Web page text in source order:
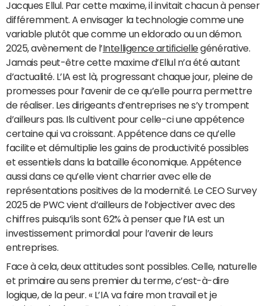
Jacques Ellul. Par cette maxime, il invitait chacun à penser
différemment. A envisager la technologie comme une
variable plutôt que comme un eldorado ou un démon.
2025, avènement de l’Intelligence artificiellegénérative.
Jamais peut-être cette maxime d’Ellul n’a été autant
d’actualité. L’IA est là, progressant chaque jour, pleine de
promesses pour l’avenir de ce qu’elle pourra permettre
de réaliser. Les dirigeants d’entreprises ne s’y trompent
d’ailleurs pas. Ils cultivent pour celle-ci une appétence
certaine qui va croissant. Appétence dans ce qu’elle
facilite et démultiplie les gains de productivité possibles
et essentiels dans la bataille économique. Appétence
aussi dans ce qu’elle vient charrier avec elle de
représentations positives de la modernité. Le CEO Survey
2025 de PWC vient d’ailleurs de l’objectiver avec des
chiffres puisqu’ils sont 62% à penser que l’IA est un
investissement primordial pour l’avenir de leurs
entreprises.
Face à cela, deux attitudes sont possibles. Celle, naturelle
et primaire au sens premier du terme, c’est-à-dire
logique, de la peur. « L’IA va faire mon travail et je